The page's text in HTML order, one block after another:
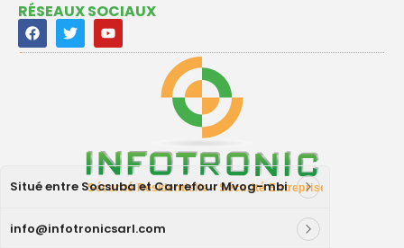
RÉSEAUX SOCIAUX
Situé entre Socsuba et Carrefour Mvog-mbi
info@infotronicsarl.com